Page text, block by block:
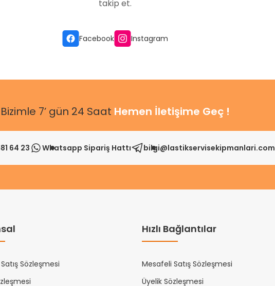
Gönder
takip et.
Facebook Instagram
Bizimle 7’ gün 24 Saat Hemen İletişime Geç !
64 23 Whatsapp Sipariş Hattı bilgi@lastikservisekipmanlari.com
Sözleşmesi
Hızlı Bağlantılar
Mesafeli Satış Sözleşmesi
Üyelik Sözleşmesi